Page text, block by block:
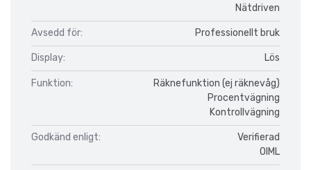
Nätdriven
Avsedd för: Professionellt bruk
Display: Lös
Funktion:
Räknefunktion (ej räknevåg)
Procentvägning
Kontrollvägning
Godkänd enligt:
Verifierad
OIML